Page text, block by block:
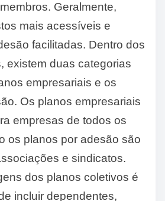
Geralmente,
mais acessíveis e
facilitadas. Dentro dos
existem duas categorias
empresariais e os
Os planos empresariais
empresas de todos os
os planos por adesão são
e sindicatos.
dos planos coletivos é
incluir dependentes,